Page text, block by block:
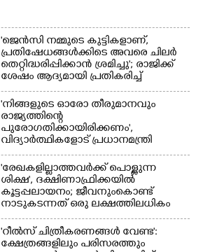
'ജെൻസി നമ്മുടെ കുട്ടികളാണ്,
പ്രതിഷേധങ്ങൾക്കിടെ അവരെ ചിലർ
തെറ്റിദ്ധരിപ്പിക്കാൻ ശ്രമിച്ചു'; രാജിക്ക്
ശേഷം ആദ്യമായി പ്രതികരിച്ച്
ധർമ്മേന്ദ്ര പ്രധാൻ
'നിങ്ങളുടെ ഓരോ തീരുമാനവും
രാജ്യത്തിന്റെ
പുരോഗതിക്കായിരിക്കണം',​
വിദ്യാർത്ഥികളോട് പ്രധാനമന്ത്രി
'രേഖകളില്ലാത്തവർക്ക് പൊള്ളുന്ന
ശിക്ഷ', ദക്ഷിണാഫ്രിക്കയിൽ
കൂട്ടപ്പലായനം; ജീവനുംകൊണ്ട്
നാടുകടന്നത് ഒരു ലക്ഷത്തിലധികം
പേർ
'റീൽസ് ചിത്രീകരണങ്ങൾ വേണ്ട':
ക്ഷേത്രങ്ങളിലും പരിസരത്തും